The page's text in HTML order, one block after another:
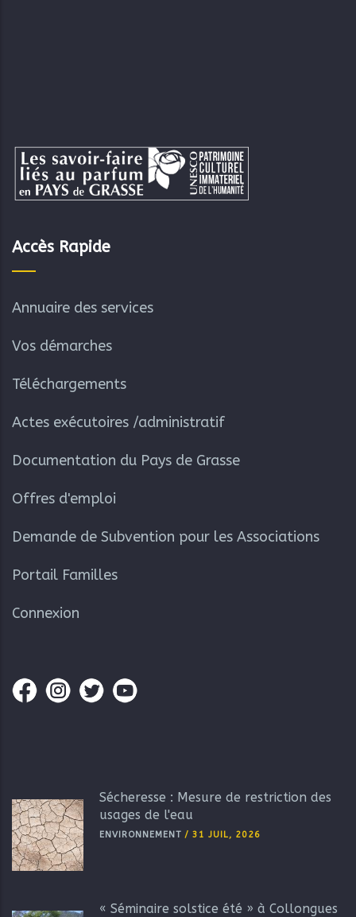
Accès Rapide
Annuaire des services
Vos démarches
Téléchargements
Actes exécutoires /administratif
Documentation du Pays de Grasse
Offres d'emploi
Demande de Subvention pour les Associations
Portail Familles
Connexion
Sécheresse : Mesure de restriction des
usages de l'eau
ENVIRONNEMENT / 31 JUIL, 2026
« Séminaire solstice été » à Collongues